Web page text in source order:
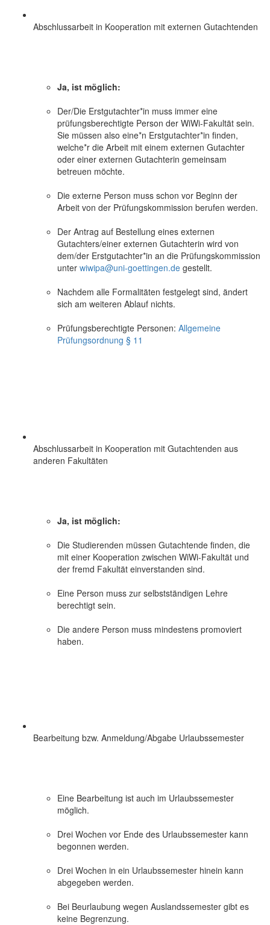
Abschlussarbeit in Kooperation mit externen Gutachtenden
Ja, ist möglich:
Der/Die Erstgutachter*in muss immer eine
prüfungsberechtigte Person der WiWi-Fakultät sein.
Sie müssen also eine*n Erstgutachter*in finden,
welche*r die Arbeit mit einem externen Gutachter
oder einer externen Gutachterin gemeinsam
betreuen möchte.
Die externe Person muss schon vor Beginn der
Arbeit von der Prüfungskommission berufen werden.
Der Antrag auf Bestellung eines externen
Gutachters/einer externen Gutachterin wird von
dem/der Erstgutachter*in an die Prüfungskommission
unter wiwipa@uni-goettingen.de gestellt.
Nachdem alle Formalitäten festgelegt sind, ändert
sich am weiteren Ablauf nichts.
Prüfungsberechtigte Personen: Allgemeine
Prüfungsordnung § 11
Abschlussarbeit in Kooperation mit Gutachtenden aus
anderen Fakultäten
Ja, ist möglich:
Die Studierenden müssen Gutachtende finden, die
mit einer Kooperation zwischen WiWi-Fakultät und
der fremd Fakultät einverstanden sind.
Eine Person muss zur selbstständigen Lehre
berechtigt sein.
Die andere Person muss mindestens promoviert
haben.
Bearbeitung bzw. Anmeldung/Abgabe Urlaubssemester
Eine Bearbeitung ist auch im Urlaubssemester
möglich.
Drei Wochen vor Ende des Urlaubssemester kann
begonnen werden.
Drei Wochen in ein Urlaubssemester hinein kann
abgegeben werden.
Bei Beurlaubung wegen Auslandssemester gibt es
keine Begrenzung.